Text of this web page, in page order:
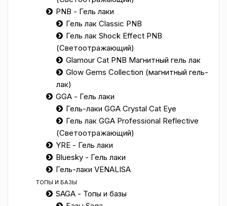
PNB - Гель лаки
Гель лак Classic PNB
Гель лак Shock Effect PNB
(Светоотражающий)
Glamour Cat PNB Магнитный гель лак
Glow Gems Collection (магнитный гель-
лак)
GGA - Гель лаки
Гель-лаки GGA Crystal Cat Eye
Гель лак GGA Professional Reflective
(Светоотражающий)
YRE - Гель лаки
Bluesky - Гель лаки
Гель-лаки VENALISA
ТОПЫ И БАЗЫ
SAGA - Топы и базы